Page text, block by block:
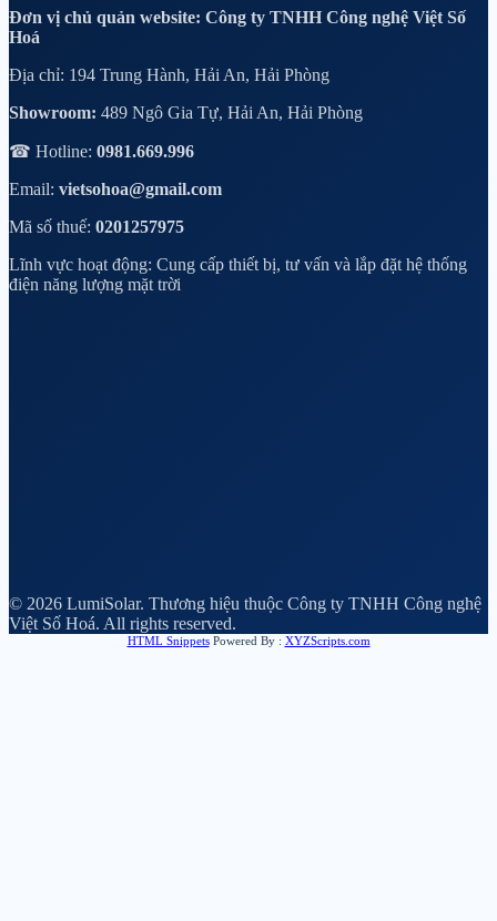
Đơn vị chủ quản website: Công ty TNHH Công nghệ Việt Số
Hoá
Địa chỉ: 194 Trung Hành, Hải An, Hải Phòng
Showroom: 489 Ngô Gia Tự, Hải An, Hải Phòng
☎ Hotline: 0981.669.996
Email: vietsohoa@gmail.com
Mã số thuế: 0201257975
Lĩnh vực hoạt động: Cung cấp thiết bị, tư vấn và lắp đặt hệ thống
điện năng lượng mặt trời
© 2026 LumiSolar. Thương hiệu thuộc Công ty TNHH Công nghệ
Việt Số Hoá. All rights reserved.
HTML SnippetsPowered By : XYZScripts.com